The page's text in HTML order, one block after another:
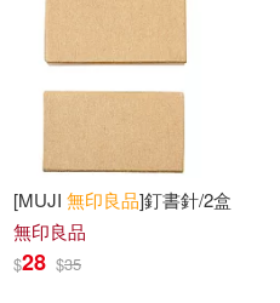
[MUJI 無印良品]釘書針/2盒
無印良品
$28 $35